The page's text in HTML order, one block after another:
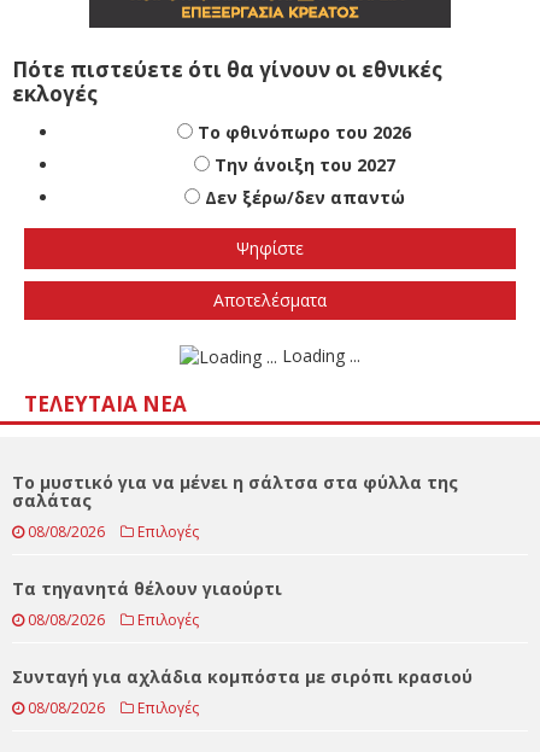
Πότε πιστεύετε ότι θα γίνουν οι εθνικές
εκλογές
Το φθινόπωρο του 2026
Την άνοιξη του 2027
Δεν ξέρω/δεν απαντώ
Αποτελέσματα
Loading ...
ΤΕΛΕΥΤΑΊΑ ΝΈΑ
Το μυστικό για να μένει η σάλτσα στα φύλλα της
σαλάτας
08/08/2026 Επιλογές
Τα τηγανητά θέλουν γιαούρτι
08/08/2026 Επιλογές
Συνταγή για αχλάδια κομπόστα με σιρόπι κρασιού
08/08/2026 Επιλογές